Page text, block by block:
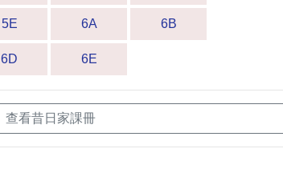
5E 6A 6B
6D 6E
查看昔日家課冊